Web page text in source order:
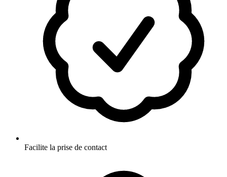
Facilite la prise de contact